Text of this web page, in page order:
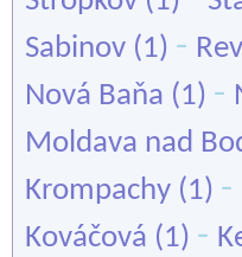
Sabinov (1) -
Nová Baňa (1) -
Moldava nad
Krompachy (1) -
Kováčová (1) -